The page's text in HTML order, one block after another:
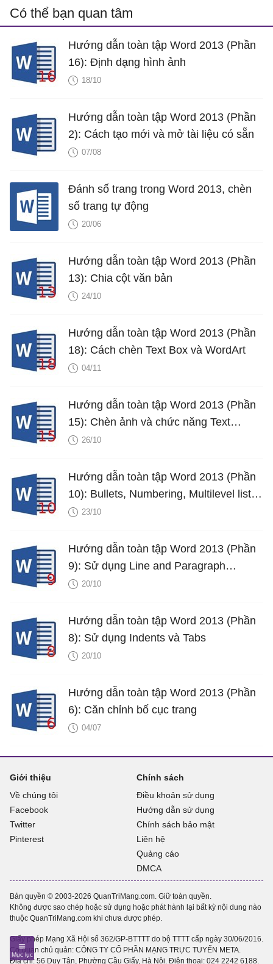
Có thể bạn quan tâm
Hướng dẫn toàn tập Word 2013 (Phần
16): Định dạng hình ảnh
18/10
Hướng dẫn toàn tập Word 2013 (Phần
2): Cách tạo mới và mở tài liệu có sẵn
07/08
Đánh số trang trong Word 2013, chèn
số trang tự động
20/06
Hướng dẫn toàn tập Word 2013 (Phần
13): Chia cột văn bản
24/10
Hướng dẫn toàn tập Word 2013 (Phần
18): Cách chèn Text Box và WordArt
04/11
Hướng dẫn toàn tập Word 2013 (Phần
15): Chèn ảnh và chức năng Text
Wrapping
26/10
Hướng dẫn toàn tập Word 2013 (Phần
10): Bullets, Numbering, Multilevel list
trong Microsoft Word
23/10
Hướng dẫn toàn tập Word 2013 (Phần
9): Sử dụng Line and Paragraph
Spacing
20/10
Hướng dẫn toàn tập Word 2013 (Phần
8): Sử dụng Indents và Tabs
20/10
Hướng dẫn toàn tập Word 2013 (Phần
6): Căn chỉnh bố cục trang
04/07
Giới thiệu
Về chúng tôi
Facebook
Twitter
Pinterest
Chính sách
Điều khoản sử dụng
Hướng dẫn sử dụng
Chính sách bảo mật
Liên hệ
Quảng cáo
DMCA
Bản quyền © 2003-2026 QuanTriMang.com. Giữ toàn quyền.
Không được sao chép hoặc sử dụng hoặc phát hành lại bất kỳ nội dung nào
thuộc QuanTriMang.com khi chưa được phép.
Giấy phép Mạng Xã Hội số 362/GP-BTTTT do bộ TTTT cấp ngày 30/06/2016.
Cơ quan chủ quản: CÔNG TY CỔ PHẦN MẠNG TRỰC TUYẾN META.
Địa chỉ: 56 Duy Tân, Phường Cầu Giấy, Hà Nội. Điện thoại: 024 2242 6188.